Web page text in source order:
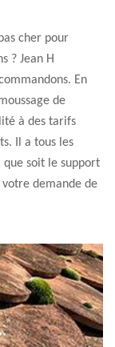
cher pour
? Jean H
En
de
à des tarifs
Il a tous les
que soit le support
demande de